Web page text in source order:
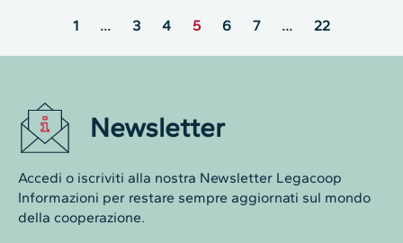
1 … 3 4 5 6 7 … 22
Newsletter
Accedi o iscriviti alla nostra Newsletter Legacoop
Informazioni per restare sempre aggiornati sul mondo
della cooperazione.